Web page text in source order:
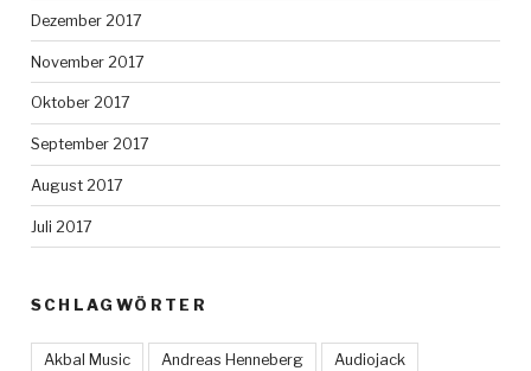
Dezember 2017
November 2017
Oktober 2017
September 2017
August 2017
Juli 2017
SCHLAGWÖRTER
Akbal Music Andreas Henneberg Audiojack